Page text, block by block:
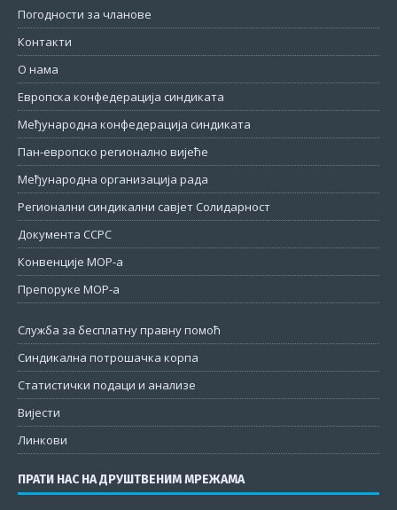
Погодности за чланове
Контакти
О нама
Европска конфедерација синдиката
Међународна конфедерација синдиката
Пан-европско регионално вијеће
Међународна организација рада
Регионални синдикални савјет Солидарност
Документа ССРС
Конвенције МОР-а
Препоруке МОР-а
Служба за бесплатну правну помоћ
Синдикална потрошачка корпа
Статистички подаци и анализе
Вијести
Линкови
ПРАТИ НАС НА ДРУШТВЕНИМ МРЕЖАМА